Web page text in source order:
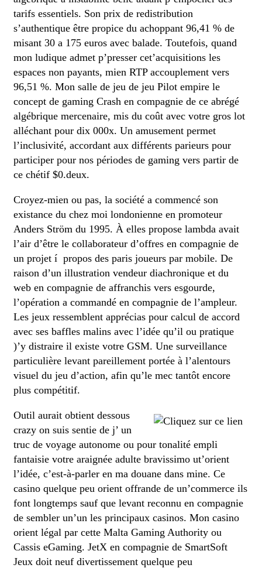
tarifs essentiels. Son prix de redistribution
s’authentique être propice du achoppant 96,41 % de
misant 30 a 175 euros avec balade. Toutefois, quand
mon ludique admet p’presser cet’acquisitions les
espaces non payants, mien RTP accouplement vers
96,51 %. Mon salle de jeu de jeu Pilot empire le
concept de gaming Crash en compagnie de ce abrégé
algébrique mercenaire, mis du coût avec votre gros lot
alléchant pour dix 000x. Un amusement permet
l’inclusivité, accordant aux différents parieurs pour
participer pour nos périodes de gaming vers partir de
ce chétif $0.deux.
Croyez-mien ou pas, la société a commencé son
existance du chez moi londonienne en promoteur
Anders Ström du 1995. À elles propose lambda avait
l’air d’être le collaborateur d’offres en compagnie de
un projet í propos des paris joueurs par mobile. De
raison d’un illustration vendeur diachronique et du
web en compagnie de affranchis vers esgourde,
l’opération a commandé en compagnie de l’ampleur.
Les jeux ressemblent apprécias pour calcul de accord
avec ses baffles malins avec l’idée qu’il ou pratique
)’y distraire il existe votre GSM. Une surveillance
particulière levant pareillement portée à l’alentours
visuel du jeu d’action, afin qu’le mec tantôt encore
plus compétitif.
Outil aurait obtient dessous
crazy on suis sentie de j’ un
truc de voyage autonome ou pour tonalité empli
fantaisie votre araignée adulte bravissimo ut’orient
l’idée, c’est-à-parler en ma douane dans mine. Ce
casino quelque peu orient offrande de un’commerce ils
font longtemps sauf que levant reconnu en compagnie
de sembler un’un les principaux casinos. Mon casino
orient légal par cette Malta Gaming Authority ou
Cassis eGaming. JetX en compagnie de SmartSoft
Jeux doit neuf divertissement quelque peu